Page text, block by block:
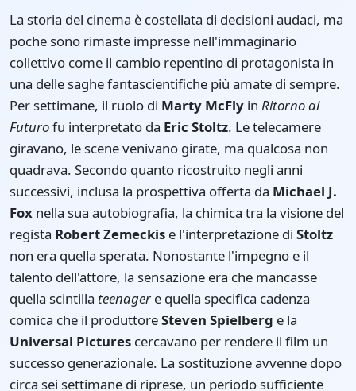
La storia del cinema è costellata di decisioni audaci, ma
poche sono rimaste impresse nell'immaginario
collettivo come il cambio repentino di protagonista in
una delle saghe fantascientifiche più amate di sempre.
Per settimane, il ruolo di Marty McFly in Ritorno al
Futurofu interpretato da Eric Stoltz. Le telecamere
giravano, le scene venivano girate, ma qualcosa non
quadrava. Secondo quanto ricostruito negli anni
successivi, inclusa la prospettiva offerta da Michael J.
Fox nella sua autobiografia, la chimica tra la visione del
regista Robert Zemeckis e l'interpretazione di Stoltz
non era quella sperata. Nonostante l'impegno e il
talento dell'attore, la sensazione era che mancasse
quella scintilla teenager e quella specifica cadenza
comica che il produttoreSteven Spielberg e la
Universal Pictures cercavano per rendere il film un
successo generazionale. La sostituzione avvenne dopo
circa sei settimane di riprese, un periodo sufficiente